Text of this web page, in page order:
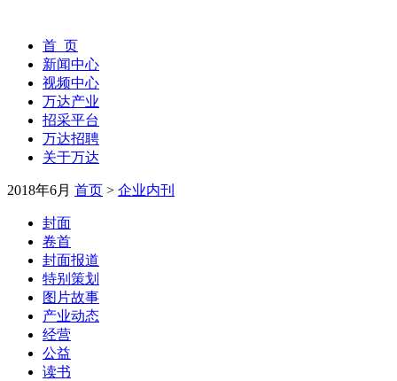
首 页
新闻中心
视频中心
万达产业
招采平台
万达招聘
关于万达
2018年6月 首页 > 企业内刊
封面
卷首
封面报道
特别策划
图片故事
产业动态
经营
公益
读书